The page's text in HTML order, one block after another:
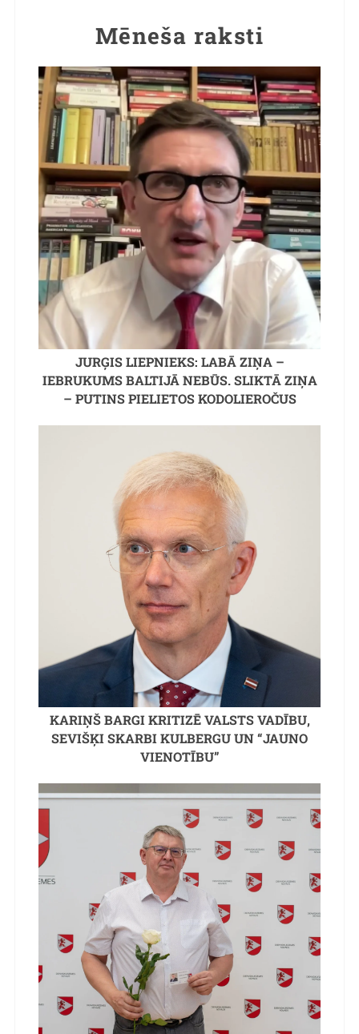
Mēneša raksti
JURĢIS LIEPNIEKS: LABĀ ZIŅA –
IEBRUKUMS BALTIJĀ NEBŪS. SLIKTĀ ZIŅA
– PUTINS PIELIETOS KODOLIEROČUS
KARIŅŠ BARGI KRITIZĒ VALSTS VADĪBU,
SEVIŠĶI SKARBI KULBERGU UN “JAUNO
VIENOTĪBU”